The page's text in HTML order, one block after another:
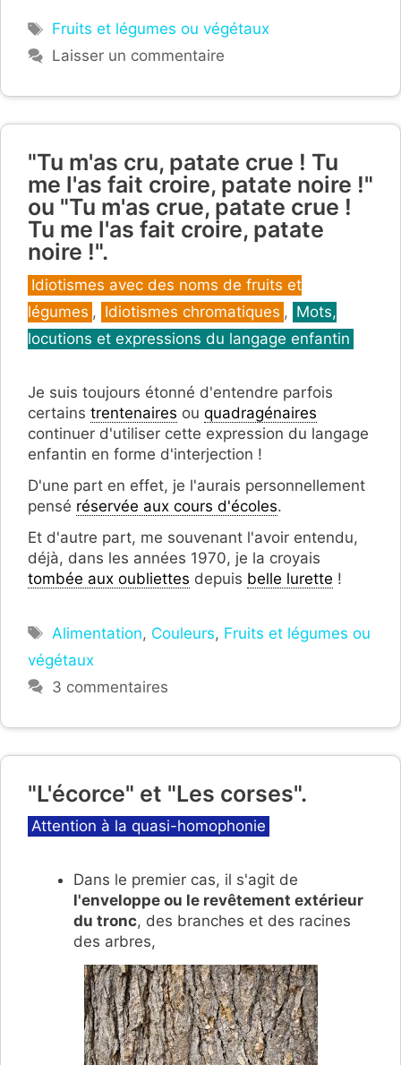
Étiquettes
Fruits et légumes ou végétaux
Laisser un commentaire
"Tu m'as cru, patate crue ! Tu
me l'as fait croire, patate noire !"
ou "Tu m'as crue, patate crue !
Tu me l'as fait croire, patate
noire !".
Catégories
Idiotismes avec des noms de fruits et
légumes , Idiotismes chromatiques , Mots,
locutions et expressions du langage enfantin
Je suis toujours étonné d'entendre parfois
certains trentenaires ou quadragénaires
continuer d'utiliser cette expression du langage
enfantin en forme d'interjection !
D'une part en effet, je l'aurais personnellement
pensé réservée aux cours d'écoles.
Et d'autre part, me souvenant l'avoir entendu,
déjà, dans les années 1970, je la croyais
tombée aux oubliettes depuis belle lurette !
Étiquettes
Alimentation, Couleurs, Fruits et légumes ou
végétaux
3 commentaires
"L'écorce" et "Les corses".
Catégories
Attention à la quasi-homophonie
Dans le premier cas, il s'agit de
l'enveloppe ou le revêtement extérieur
du tronc, des branches et des racines
des arbres,